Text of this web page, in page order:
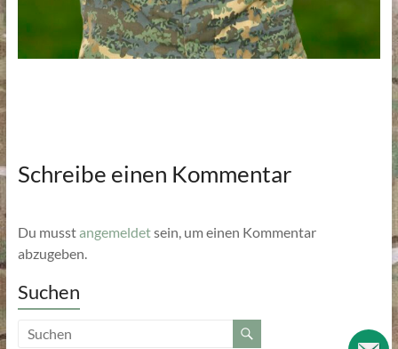
Schreibe einen Kommentar
Du musstangemeldetsein, um einen Kommentar
abzugeben.
Suchen